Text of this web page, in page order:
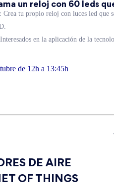
un reloj con 60 leds
Crea tu propio reloj con luces led que
Interesados en la aplicación de la
de 12h a 13:45h
DE AIRE
OF THINGS